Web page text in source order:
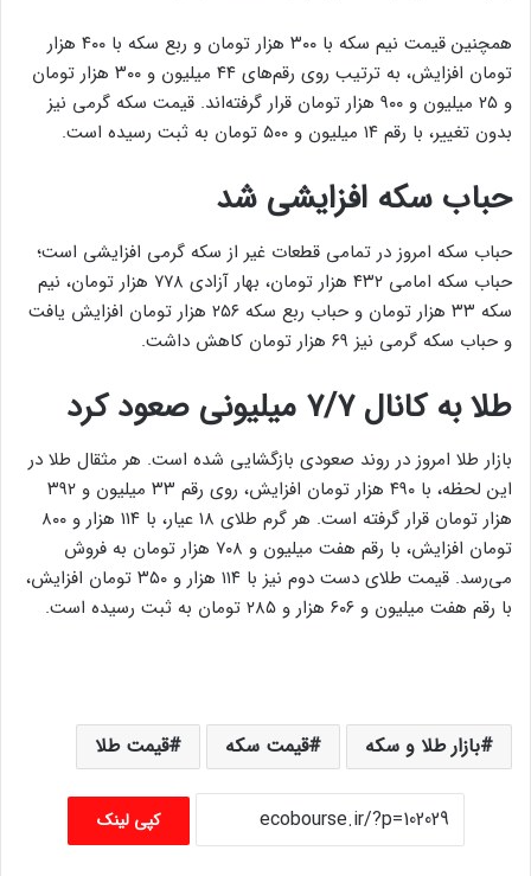
همچنین قیمت نیم سکه با ۳۰۰ هزار تومان و ربع سکه با ۴۰۰ هزار
تومان افزایش، به ترتیب روی رقم‌های ۴۴ میلیون و ۳۰۰ هزار تومان
و ۲۵ میلیون و ۹۰۰ هزار تومان قرار گرفته‌اند. قیمت سکه گرمی نیز
بدون تغییر، با رقم ۱۴ میلیون و ۵۰۰ تومان به ثبت رسیده است.
حباب سکه افزایشی شد
حباب سکه امروز در تمامی قطعات غیر از سکه گرمی افزایشی است؛
حباب سکه امامی ۴۳۲ هزار تومان، بهار آزادی ۷۷۸ هزار تومان، نیم
سکه ۳۳ هزار تومان و حباب ربع سکه ۲۵۶ هزار تومان افزایش یافت
و حباب سکه گرمی نیز ۶۹ هزار تومان کاهش داشت.
طلا به کانال ۷/۷ میلیونی صعود کرد
بازار طلا امروز در روند صعودی بازگشایی شده است. هر مثقال طلا در
این لحظه، با ۴۹۰ هزار تومان افزایش، روی رقم ۳۳ میلیون و ۳۹۲
هزار تومان قرار گرفته است. هر گرم طلای ۱۸ عیار، با ۱۱۴ هزار و ۸۰۰
تومان افزایش، با رقم هفت میلیون و ۷۰۸ هزار تومان به فروش
می‌رسد. قیمت طلای دست دوم نیز با ۱۱۴ هزار و ۳۵۰ تومان افزایش،
با رقم هفت میلیون و ۶۰۶ هزار و ۲۸۵ تومان به ثبت رسیده است.
بازار طلا و سکه قیمت سکه قیمت طلا
کپی لینک